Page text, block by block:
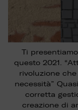
Ti
questo 2021.
rivoluzione
necessità”
corretta
creazione di